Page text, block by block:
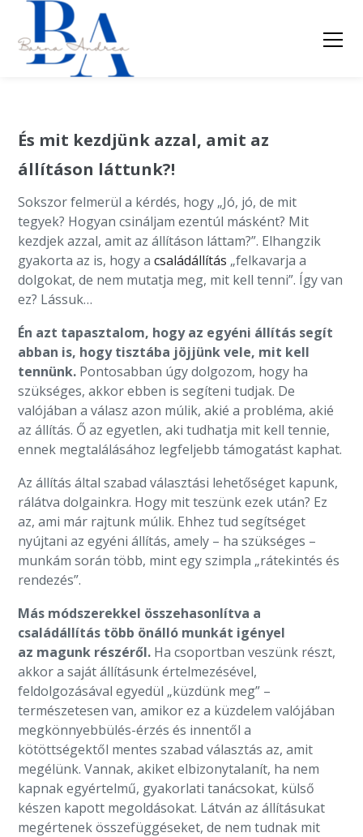
És mit kezdjünk azzal, amit az
állításon láttunk?!
Sokszor felmerül a kérdés, hogy „Jó, jó, de mit
tegyek? Hogyan csináljam ezentúl másként? Mit
kezdjek azzal, amit az állításon láttam?”. Elhangzik
gyakorta az is, hogy acsaládállítás „felkavarja a
dolgokat, de nem mutatja meg, mit kell tenni”. Így van
ez? Lássuk…
Én azt tapasztalom, hogy az egyéni állítás segít
abban is, hogy tisztába jöjjünk vele, mit kell
tennünk. Pontosabban úgy dolgozom, hogy ha
szükséges, akkor ebben is segíteni tudjak. De
valójában a válasz azon múlik, akié a probléma, akié
az állítás. Ő az egyetlen, aki tudhatja mit kell tennie,
ennek megtalálásához legfeljebb támogatást kaphat.
Az állítás által szabad választási lehetőséget kapunk,
rálátva dolgainkra. Hogy mit teszünk ezek után? Ez
az, ami már rajtunk múlik. Ehhez tud segítséget
nyújtani az egyéni állítás, amely – ha szükséges –
munkám során több, mint egy szimpla „rátekintés és
rendezés”.
Más módszerekkel összehasonlítva a
családállítás több önálló munkát igényel
az magunk részéről. Ha csoportban veszünk részt,
akkor a saját állításunk értelmezésével,
feldolgozásával egyedül „küzdünk meg” –
természetesen van, amikor ez a küzdelem valójában
megkönnyebbülés-érzés és innentől a
kötöttségektől mentes szabad választás az, amit
megélünk. Vannak, akiket elbizonytalanít, ha nem
kapnak egyértelmű, gyakorlati tanácsokat, külső
készen kapott megoldásokat. Látván az állításukat
megértenek összefüggéseket, de nem tudnak mit